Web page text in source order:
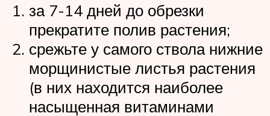
за 7-14 дней до обрезки
прекратите полив растения;
срежьте у самого ствола нижние
морщинистые листья растения
(в них находится наиболее
насыщенная витаминами